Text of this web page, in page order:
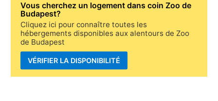
Vous cherchez un logement dans coin Zoo de
Budapest?
Cliquez ici pour connaître toutes les
hébergements disponibles aux alentours de Zoo
de Budapest
VÉRIFIER LA DISPONIBILITÉ